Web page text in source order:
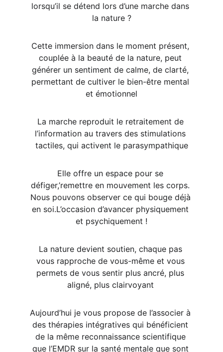
lorsqu’il se détend lors d’une marche dans
la nature ?
Cette immersion dans le moment présent,
couplée à la beauté de la nature, peut
générer un sentiment de calme, de clarté,
permettant de cultiver le bien-être mental
et émotionnel
La marche reproduit le retraitement de
l’information au travers des stimulations
tactiles, qui activent le parasympathique
Elle offre un espace pour se
défiger,’remettre en mouvement les corps.
Nous pouvons observer ce qui bouge déjà
en soi.L’occasion d’avancer physiquement
et psychiquement !
La nature devient soutien, chaque pas
vous rapproche de vous-même et vous
permets de vous sentir plus ancré, plus
aligné, plus clairvoyant
Aujourd’hui je vous propose de l’associer à
des thérapies intégratives qui bénéficient
de la même reconnaissance scientifique
que l’EMDR sur la santé mentale que sont